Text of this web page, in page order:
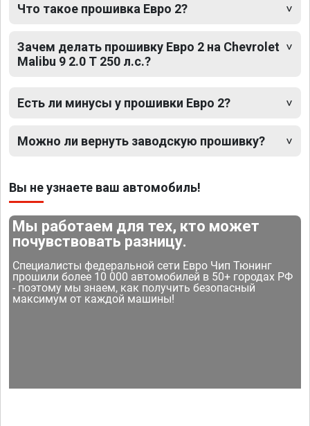
Что такое прошивка Евро 2?
Зачем делать прошивку Евро 2 на Chevrolet
Malibu 9 2.0 T 250 л.с.?
Есть ли минусы у прошивки Евро 2?
Можно ли вернуть заводскую прошивку?
Вы не узнаете ваш автомобиль!
Мы работаем для тех, кто может
почувствовать разницу.
Специалисты федеральной сети Евро Чип Тюнинг
прошили более 10 000 автомобилей в 50+ городах РФ
- поэтому мы знаем, как получить безопасный
максимум от каждой машины!